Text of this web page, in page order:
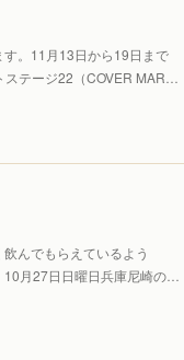
。11月13日から19日まで
テージ22（COVER MAR…
んでもらえているよう
月27日日曜日兵庫尼崎の…